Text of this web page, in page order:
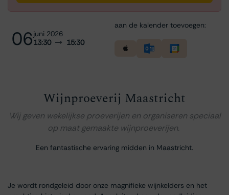
06juni 2026
13:30
15:30
aan de kalender toevoegen:
Wijnproeverij Maastricht
Wij geven wekelijkse proeverijen en organiseren speciaal
op maat gemaakte wijnproeverijen.
Een fantastische ervaring midden in Maastricht.
Je wordt rondgeleid door onze magnifieke wijnkelders en het